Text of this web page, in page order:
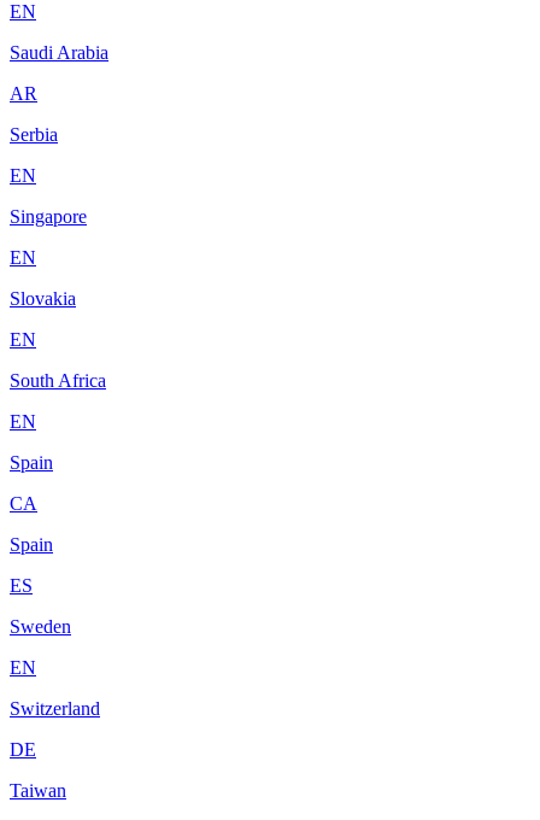
EN
Saudi Arabia
AR
Serbia
EN
Singapore
EN
Slovakia
EN
South Africa
EN
Spain
CA
Spain
ES
Sweden
EN
Switzerland
DE
Taiwan